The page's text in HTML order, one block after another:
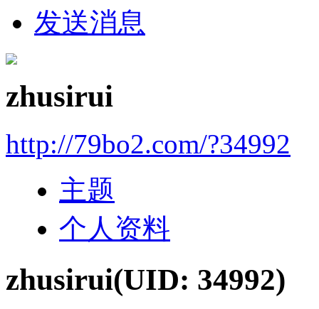
发送消息
zhusirui
http://79bo2.com/?34992
主题
个人资料
zhusirui(UID: 34992)